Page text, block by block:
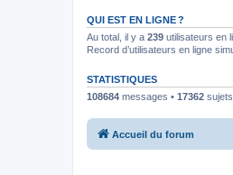
QUI EST EN LIGNE ?
Au total, il y a 239 utilisateurs en
Record d’utilisateurs en ligne
STATISTIQUES
108684 messages • 17362 sujets
Accueil du forum